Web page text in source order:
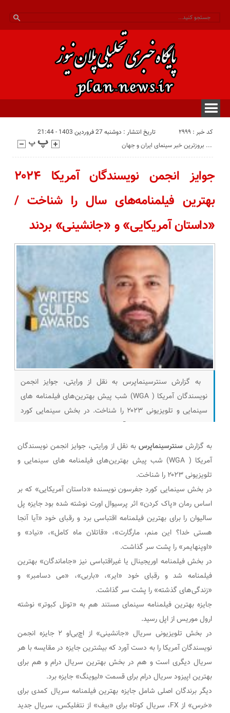
کد خبر : 2999
تاریخ انتشار : دوشنبه 27 فروردین 1403 - 21:44
بروزترین خبر سینمای ایران و جهان ...
جوایز انجمن نویسندگان آمریکا ۲۰۲۴
بهترین فیلمنامه‌های سال را شناخت /
«داستان آمریکایی» و «جانشینی» بردند
به گزارش سنترسینماپرس به نقل از ورایتی، جوایز انجمن
نویسندگان آمریکا ( WGA) شب پیش بهترین‌های فیلمنامه های
سینمایی و تلویزیونی ۲۰۲۳ را شناخت. در بخش سینمایی کورد
جفرسون نویسنده «داستان آمریکایی» که بر اساس رمان «پاک
کردن» اثر پرسیوال اورت نوشته شده بود جایزه پل سالیوان را برای
بهترین فیلمنامه اقتباسی برد و رقبای خود
به گزارش سنترسینماپرسبه نقل از ورایتی، جوایز انجمن نویسندگان
آمریکا ( WGA) شب پیش بهترین‌های فیلمنامه های سینمایی و
تلویزیونی ۲۰۲۳ را شناخت.
در بخش سینمایی کورد جفرسون نویسنده «داستان آمریکایی» که بر
اساس رمان «پاک کردن» اثر پرسیوال اورت نوشته شده بود جایزه پل
سالیوان را برای بهترین فیلمنامه اقتباسی برد و رقبای خود «آیا آنجا
هستی خدا؟ این منم، مارگارت»، «قاتلان ماه کامل»، «نیاد» و
«اوپنهایمر» را پشت سر گذاشت.
در بخش فیلمنامه اوریجینال یا غیراقتباسی نیز «جاماندگان» بهترین
فیلمنامه شد و رقبای خود «ایر»، «باربی»، «می دسامبر» و
«زندگی‌های گذشته» را پشت سر گذاشت.
جایزه بهترین فیلمنامه سینمای مستند هم به «تونل کبوتر» نوشته
ارول موریس از اپل رسید.
در بخش تلویزیونی سریال «جانشینی» از اچ‌بی‌او ۲ جایزه انجمن
نویسندگان آمریکا را به دست آورد که بیشترین جایزه در مقایسه با هر
سریال دیگری است و هم در بخش بهترین سریال درام و هم برای
بهترین اپیزود سریال درام برای قسمت «لیوینگ» جایزه برد.
دیگر برندگان اصلی شامل جایزه بهترین فیلمنامه سریال کمدی برای
«خرس» از FX، سریال کوتاه برای «بیف» از نتفلیکس، سریال جدید